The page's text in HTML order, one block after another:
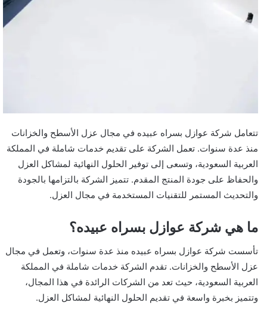
تتعامل شركة عوازل بسراه عبيده في مجال عزل الأسطح والخزانات
منذ عدة سنوات. تعمل الشركة على تقديم خدمات شاملة في المملكة
العربية السعودية، وتسعى إلى توفير الحلول النهائية لمشاكل العزل
والحفاظ على جودة المنتج المقدم. تتميز الشركة بالتزامها بالجودة
والتحديث المستمر للتقنيات المستخدمة في مجال العزل.
ما هي شركة عوازل بسراه عبيده؟
تأسست شركة عوازل بسراه عبيده منذ عدة سنوات، وتعمل في مجال
عزل الأسطح والخزانات. تقدم الشركة خدمات شاملة في المملكة
العربية السعودية، حيث تعد من الشركات الرائدة في هذا المجال،
وتتميز بخبرة واسعة في تقديم الحلول النهائية لمشاكل العزل.